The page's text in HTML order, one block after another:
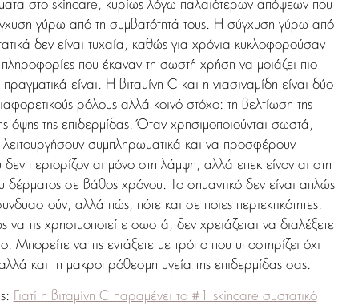
στο skincare, κυρίως λόγω παλαιότερων απόψεων που
γύρω από τη συμβατότητά τους. Η σύγχυση γύρω από
δεν είναι τυχαία, καθώς για χρόνια κυκλοφορούσαν
πληροφορίες που έκαναν τη σωστή χρήση να μοιάζει πιο
είναι. Η βιταμίνη C και η νιασιναμίδη είναι δύο
ρόλους αλλά κοινό στόχο: τη βελτίωση της
όψης της επιδερμίδας. Όταν χρησιμοποιούνται σωστά,
συμπληρωματικά και να προσφέρουν
περιορίζονται μόνο στη λάμψη, αλλά επεκτείνονται στη
δέρματος σε βάθος χρόνου. Το σημαντικό δεν είναι απλώς
αλλά πώς, πότε και σε ποιες περιεκτικότητες.
να τις χρησιμοποιείτε σωστά, δεν χρειάζεται να διαλέξετε
Μπορείτε να τις εντάξετε με τρόπο που υποστηρίζει όχι
και τη μακροπρόθεσμη υγεία της επιδερμίδας σας.
Γιατί η βιταμίνη C παραμένει το #1 skincare συστατικό